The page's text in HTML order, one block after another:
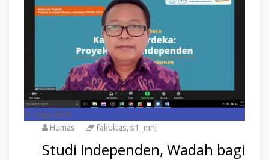
07 Agu 2026
Humas
fakultas, s1_mnj
Studi Independen, Wadah bagi